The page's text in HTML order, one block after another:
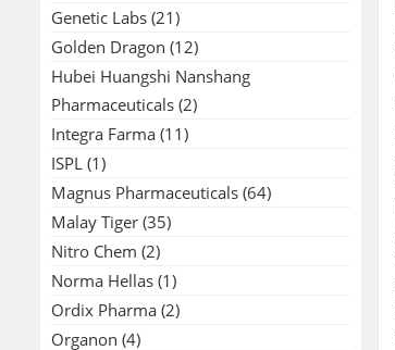
Genetic Labs (21)
Golden Dragon (12)
Hubei Huangshi Nanshang
Pharmaceuticals (2)
Integra Farma (11)
ISPL (1)
Magnus Pharmaceuticals (64)
Malay Tiger (35)
Nitro Chem (2)
Norma Hellas (1)
Ordix Pharma (2)
Organon (4)